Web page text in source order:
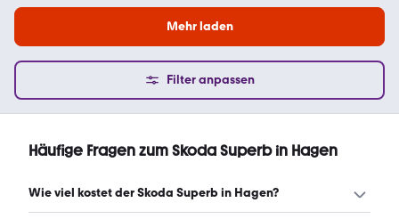
Mehr laden
Filter anpassen
Häufige Fragen zum Skoda Superb in Hagen
Wie viel kostet der Skoda Superb in Hagen?